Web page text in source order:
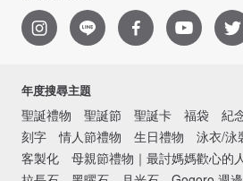
年度搜尋主題
聖誕禮物 聖誕節 聖誕卡 福袋 紀
刻字
情人節禮物 生日禮物 泳衣/泳
客製化
母親節禮物｜最討媽媽歡心的